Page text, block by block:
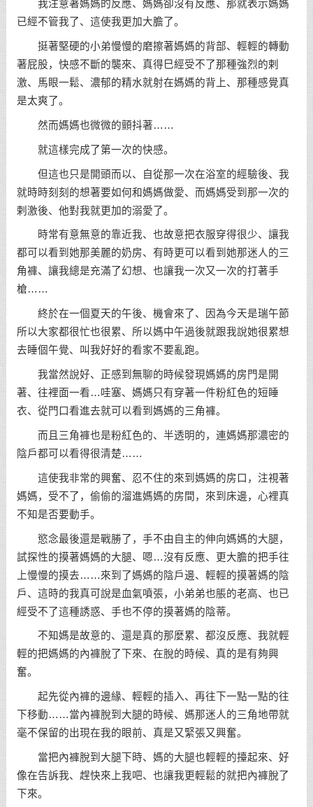
我注意著媽媽的反應、媽媽卻沒有反應、那就表示媽媽
已經不管我了、這使我更加大膽了。
挺著堅硬的小弟慢慢的磨擦著媽媽的背部、輕輕的轉動
著屁股，快感不斷的襲來、真得巳經受不了那種強烈的剌
激、馬眼一鬆、濃郁的精水就射在媽媽的背上、那種感覺真
是太爽了。
然而媽媽也微微的顫抖著……
就這樣完成了第一次的快感。
但這也只是開頭而以、自從那一次在浴室的經驗後、我
就時時刻刻的想著要如何和媽媽做愛、而媽媽受到那一次的
剌激後、他對我就更加的溺愛了。
時常有意無意的靠近我、也故意把衣服穿得很少、讓我
都可以看到她那美麗的奶房、有時更可以看到她那迷人的三
角褲、讓我總是充滿了幻想、也讓我一次又一次的打著手
槍……
終於在一個夏天的午後、機會來了、因為今天是瑞午節
所以大家都很忙也很累、所以媽中午過後就跟我說她很累想
去睡個午覺、叫我好好的看家不要亂跑。
我當然說好、正感到無聊的時候發現媽媽的房門是開
著、往裡面一看…哇塞、媽媽只有穿著一件粉紅色的短睡
衣、從門口看進去就可以看到媽媽的三角褲。
而且三角褲也是粉紅色的、半透明的，連媽媽那濃密的
陰戶都可以看得很清楚……
這使我非常的興奮、忍不住的來到媽媽的房口，注視著
媽媽，受不了，偷偷的溜進媽媽的房間，來到床邊，心裡真
不知是否要動手。
慾念最後還是戰勝了，手不由自主的伸向媽媽的大腿，
試探性的摸著媽媽的大腿、嗯…沒有反應、更大膽的把手往
上慢慢的摸去……來到了媽媽的陰戶邊、輕輕的摸著媽的陰
戶、這時的我真可說是血氣噴張，小弟弟也脹的老高、也已
經受不了這種誘惑、手也不停的摸著媽的陰蒂。
不知媽是故意的、還是真的那麼累、都沒反應、我就輕
輕的把媽媽的內褲脫了下來、在脫的時候、真的是有夠興
奮。
起先從內褲的邊緣、輕輕的插入、再往下一點一點的往
下移動……當內褲脫到大腿的時候、媽那迷人的三角地帶就
毫不保留的出現在我的眼前、真是又緊張又興奮。
當把內褲脫到大腿下時、媽的大腿也輕輕的擡起來、好
像在告訴我、趕快來上我吧、也讓我更輕鬆的就把內褲脫了
下來。